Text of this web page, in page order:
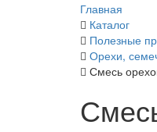
Главная
Каталог
Полезные
Орехи,
Смесь